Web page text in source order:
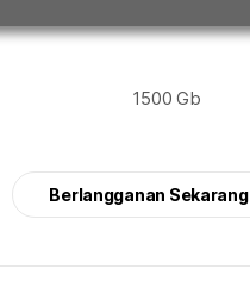
1500 Gb
Berlangganan Sekarang